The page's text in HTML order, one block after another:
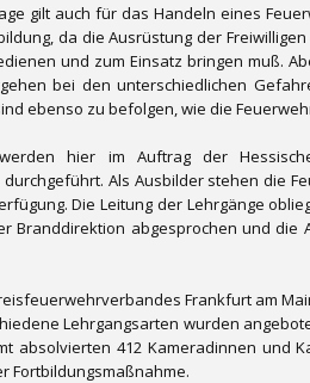
gilt auch für das Handeln eines
da die Ausrüstung der
und zum Einsatz bringen muß.
bei den unterschiedlichen
ebenso zu befolgen, wie die
werden hier im Auftrag der
Als Ausbilder stehen die
Die Leitung der Lehrgänge
Branddirektion abgesprochen und
Frankfurt am
Lehrgangsarten wurden
absolvierten 412 Kameradinnen und
Fortbildungsmaßnahme.